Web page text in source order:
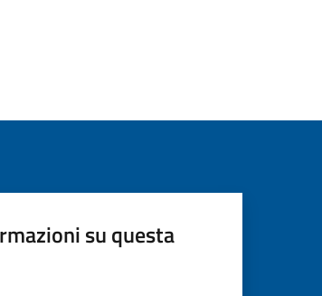
su questa